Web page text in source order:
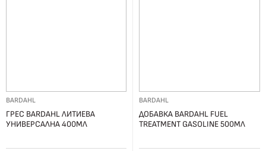
BARDAHL
ГРЕС BARDAHL ЛИТИЕВА
УНИВЕРСАЛНА 400МЛ
BARDAHL
ДОБАВКА BARDAHL FUEL
TREATMENT GASOLINE 500МЛ